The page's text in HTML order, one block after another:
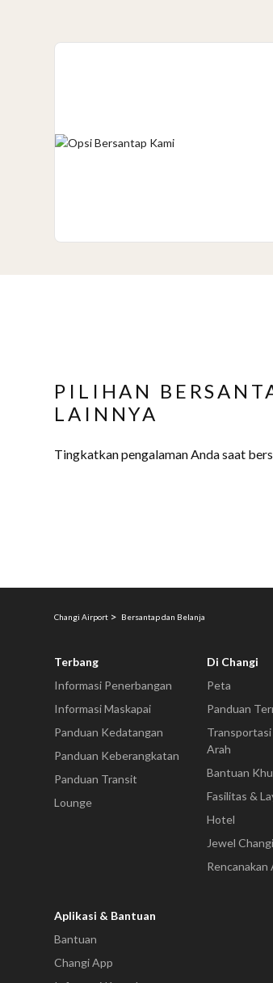
PILIHAN
LAINNYA
Tingkatkan pengalaman Anda saat
Changi Airport Bersantap dan Belanja
Terbang
Informasi Penerbangan
Informasi Maskapai
Panduan Kedatangan
Panduan Keberangkatan
Panduan Transit
Lounge
Di Changi
Peta
Panduan
Arah
Bantuan
Fasilitas &
Hotel
Jewel
Rencanakan
Aplikasi & Bantuan
Bantuan
Changi App